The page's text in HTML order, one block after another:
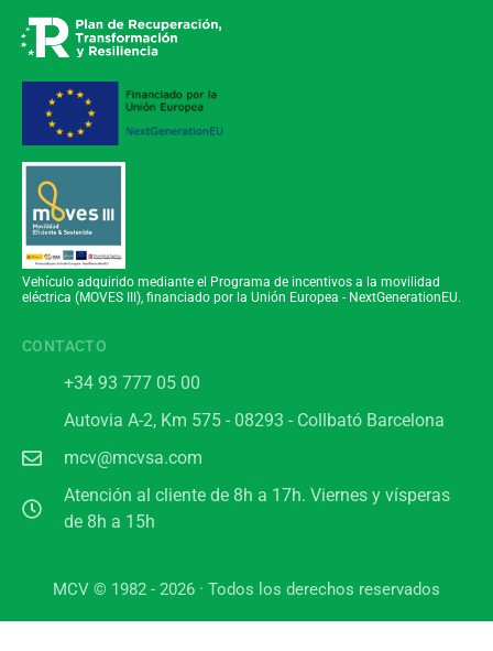
Vehículo adquirido mediante el Programa de incentivos a la movilidad
eléctrica (MOVES III), financiado por la Unión Europea - NextGenerationEU.
CONTACTO
+34 93 777 05 00
Autovia A-2, Km 575 - 08293 - Collbató Barcelona
mcv@mcvsa.com
Atención al cliente de 8h a 17h. Viernes y vísperas
de 8h a 15h
MCV © 1982 - 2026 · Todos los derechos reservados